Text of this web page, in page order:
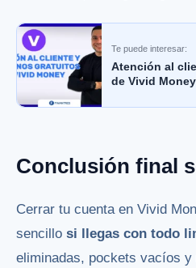
Te puede interesar:
Atención al
de Vivid Money
Conclusión final
Cerrar tu cuenta en Vivid
sencillo si llegas con todo
eliminadas, pockets vacíos y